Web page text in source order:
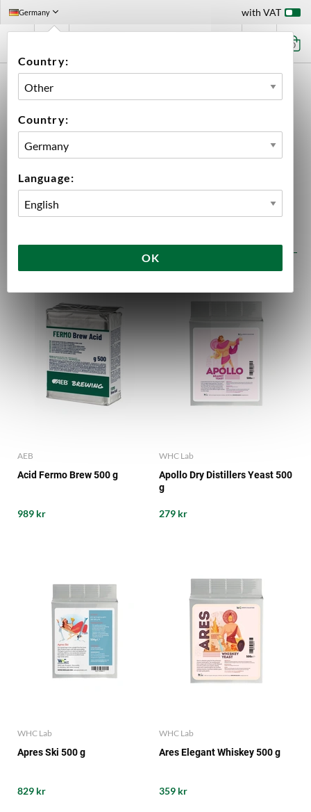
Germany
Country:
Country:
Language:
OK
with VAT
0
Big Pack
AEB
Acid Fermo Brew 500 g
989 kr
WHC Lab
Apollo Dry Distillers Yeast 500
g
279 kr
WHC Lab
Apres Ski 500 g
829 kr
WHC Lab
Ares Elegant Whiskey 500 g
359 kr